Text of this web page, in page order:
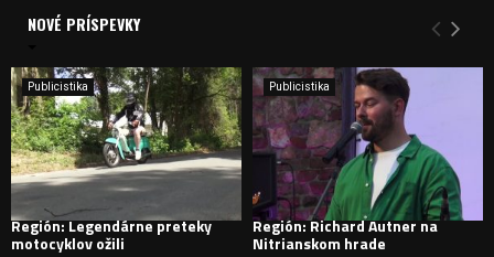
i
e
:
Y
H
D
NOVÉ PRÍSPEVKY
Publicistika
Región: Legendárne preteky
motocyklov ožili
Publicistika
Región: Richard Autner na
Nitrianskom hrade